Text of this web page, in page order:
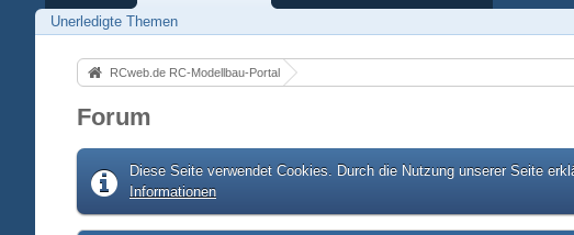
Unerledigte Themen
RCweb.de RC-Modellbau-Portal
Forum
Diese Seite verwendet Cookies. Durch die Nutzung unserer Seite
Informationen